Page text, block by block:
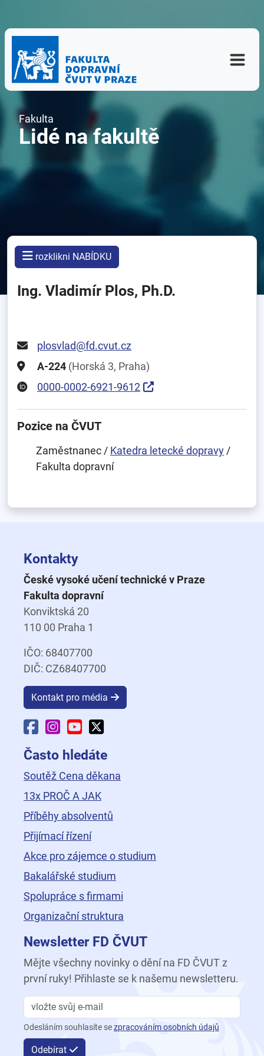
Fakulta
Lidé na fakultě
rozklikni NABÍDKU
Ing. Vladimír Plos, Ph.D.
plosvlad@fd.cvut.cz
A-224 (Horská 3, Praha)
0000-0002-6921-9612
Pozice na ČVUT
Zaměstnanec / Katedra letecké dopravy /
Fakulta dopravní
Kontakty
České vysoké učení technické v Praze
Fakulta dopravní
Konviktská 20
110 00 Praha 1
IČO: 68407700
DIČ: CZ68407700
Kontakt pro média
Facebook Fakulty dopravní
Instagram Fakulty dopravní
YouTube Fakulty dopravní
Často hledáte
Soutěž Cena děkana
13x PROČ A JAK
Příběhy absolventů
Přijímací řízení
Akce pro zájemce o studium
Bakalářské studium
Spolupráce s firmami
Organizační struktura
Newsletter FD ČVUT
Mějte všechny novinky o dění na FD ČVUT z
první ruky! Přihlaste se k našemu newsletteru.
Odesláním souhlasíte sezpracováním osobních údajů
Odebírat